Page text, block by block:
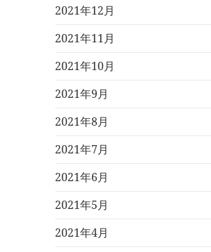
2021年12月
2021年11月
2021年10月
2021年9月
2021年8月
2021年7月
2021年6月
2021年5月
2021年4月